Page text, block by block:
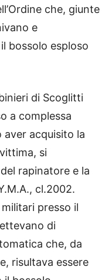
che, giunte
e
bossolo esploso
di Scoglitti
a complessa
aver acquisito la
si
rapinatore e la
cl.2002.
presso il
di
che, da
risultava essere